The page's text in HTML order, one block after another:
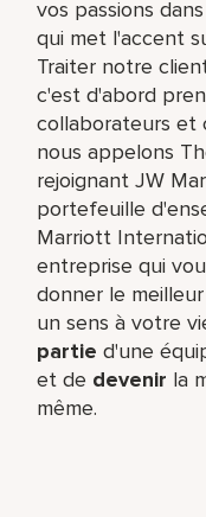
vos passions
qui met l'accent
Traiter notre
c'est d'abord
collaborateurs et
nous appelons
rejoignant JW
portefeuille
Marriott
entreprise qui
donner le
un sens à votre
partie d'une
et de devenir la
même.